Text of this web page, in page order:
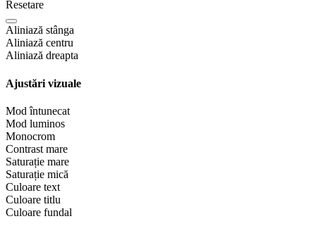
Resetare
Aliniază stânga
Aliniază centru
Aliniază dreapta
Ajustări vizuale
Mod întunecat
Mod luminos
Monocrom
Contrast mare
Saturație mare
Saturație mică
Culoare text
Culoare titlu
Culoare fundal